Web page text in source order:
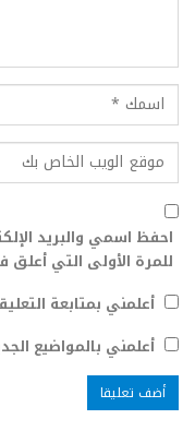
احفظ اسمي والبريد
للمرة الأولى التي أعلق
أعلمني بمتابعة
أعلمني بالمواضيع